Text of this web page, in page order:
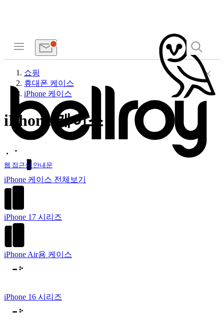
웹 접근성 안내문
쇼핑
휴대폰 케이스
iPhone 케이스
iPhone 케이스
iPhone 케이스 전체보기
iPhone 17 시리즈
iPhone Air용 케이스
iPhone 16 시리즈